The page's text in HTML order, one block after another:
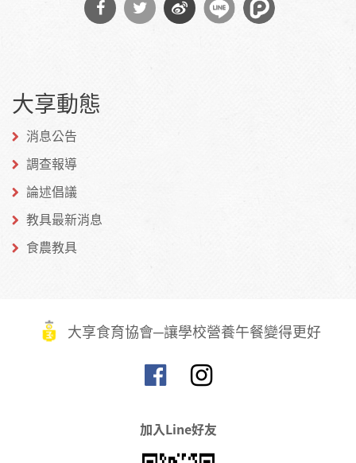
Facebook
大享動態
消息公告
調查報導
論述倡議
教具最新消息
食農教具
大享食育協會─讓學校營養午餐變得更好
加入Line好友